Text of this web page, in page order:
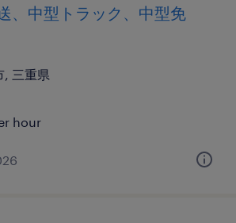
、中型トラック、中型免
, 三重県
hour